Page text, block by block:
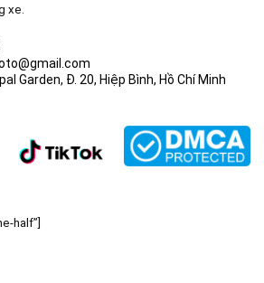
xe.
Garden, Đ. 20, Hiệp Bình, Hồ Chí Minh
half”]